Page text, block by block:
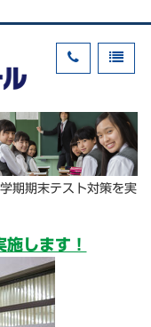
期期末テスト対策を実
します！